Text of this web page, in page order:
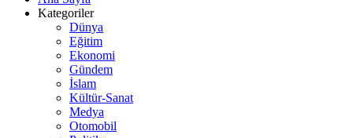
Kategoriler
Dünya
Eğitim
Ekonomi
Gündem
İslam
Kültür-Sanat
Medya
Otomobil